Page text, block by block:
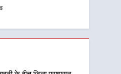
सेवाओं के बीच शिवभक्तों
प्रक्रिया की निगरानी
कांग्रेस मुख्यालय में
रूम का शुभारंभ